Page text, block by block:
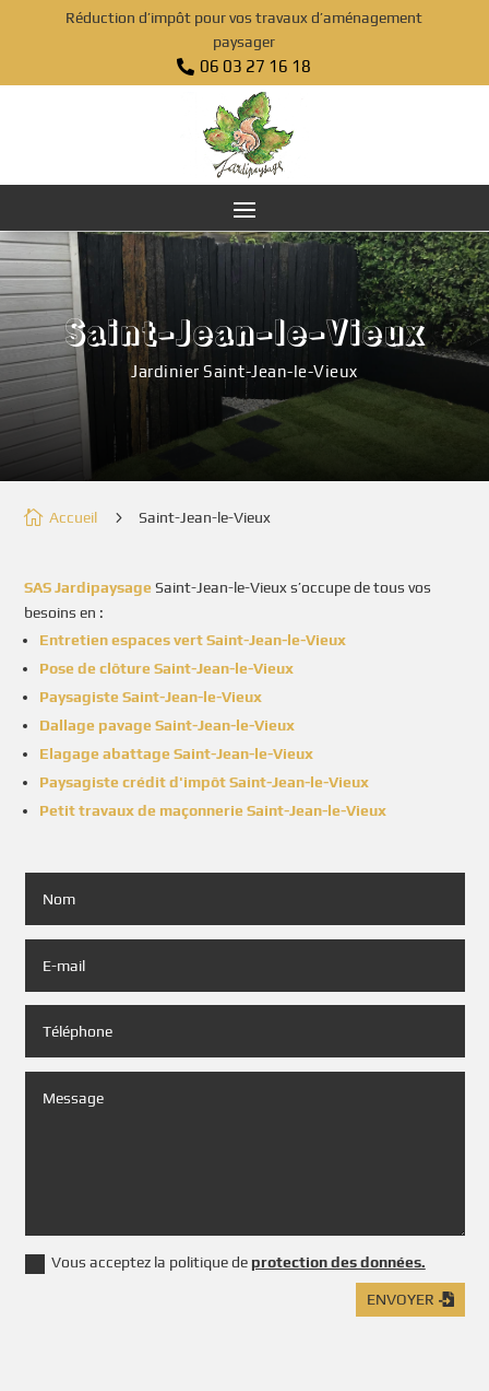
Réduction d’impôt pour vos travaux d’aménagement
paysager
 06 03 27 16 18
Saint-Jean-le-Vieux
Jardinier Saint-Jean-le-Vieux
 Accueil 5 Saint-Jean-le-Vieux
SAS JardipaysageSaint-Jean-le-Vieux s’occupe de tous vos
besoins en :
Entretien espaces vert Saint-Jean-le-Vieux
Pose de clôture Saint-Jean-le-Vieux
Paysagiste Saint-Jean-le-Vieux
Dallage pavage Saint-Jean-le-Vieux
Elagage abattage Saint-Jean-le-Vieux
Paysagiste crédit d'impôt Saint-Jean-le-Vieux
Petit travaux de maçonnerie Saint-Jean-le-Vieux
Vous acceptez la politique de protection des données.
ENVOYER